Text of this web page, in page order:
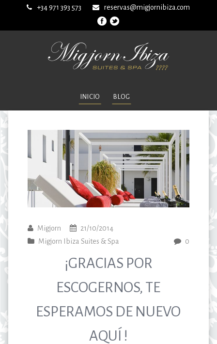
+34 971 393 573 reservas@migjornibiza.com
INICIO BLOG
Migjorn
21/10/2014
Migjorn Ibiza Suites & Spa
0
¡GRACIAS POR
ESCOGERNOS, TE
ESPERAMOS DE NUEVO
AQUÍ !